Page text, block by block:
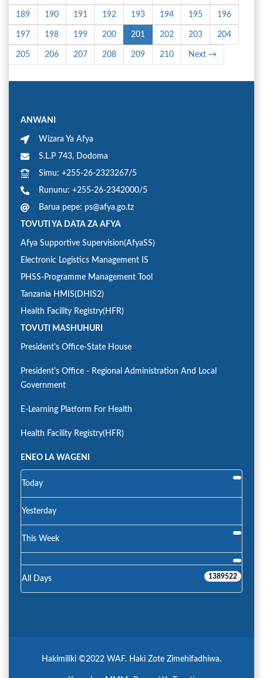
189 190 191 192 193 194 195 196
197 198 199 200 201 202 203 204
205 206 207 208 209 210 Next →
ANWANI
Wizara Ya Afya
S.L.P 743, Dodoma
Simu: +255-26-2323267/5
Rununu: +255-26-2342000/5
Barua pepe: ps@afya.go.tz
TOVUTI YA DATA ZA AFYA
Afya Supportive Supervision(AfyaSS)
Electronic Logistics Management IS
PHSS-Programme Management Tool
Tanzania HMIS(DHIS2)
Health Facility Registry(HFR)
TOVUTI MASHUHURI
President's Office-State House
President's Office - Regional Administration And Local
Government
E-Learning Platform For Health
Health Facility Registry(HFR)
ENEO LA WAGENI
Today
Yesterday
This Week
All Days 1389522
Hakimiliki ©2022 WAF. Haki Zote Zimehifadhiwa.